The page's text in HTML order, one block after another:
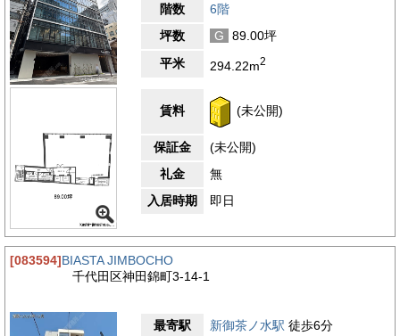
階数
6階
坪数
G
89.00坪
平米
294.22m2
賃料 (未公開)
保証金
(未公開)
礼金
無
入居時期
即日
[083594]BIASTA JIMBOCHO
千代田区神田錦町3-14-1
最寄駅 新御茶ノ水駅 徒歩6分